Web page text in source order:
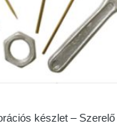
készlet –